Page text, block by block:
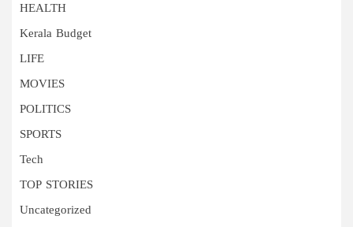
HEALTH
Kerala Budget
LIFE
MOVIES
POLITICS
SPORTS
Tech
TOP STORIES
Uncategorized